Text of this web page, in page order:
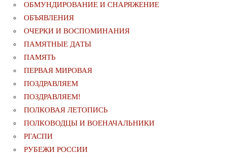
ОБМУНДИРОВАНИЕ И СНАРЯЖЕНИЕ
ОБЪЯВЛЕНИЯ
ОЧЕРКИ И ВОСПОМИНАНИЯ
ПАМЯТНЫЕ ДАТЫ
ПАМЯТЬ
ПЕРВАЯ МИРОВАЯ
ПОЗДРАВЛЯЕМ
ПОЗДРАВЛЯЕМ!
ПОЛКОВАЯ ЛЕТОПИСЬ
ПОЛКОВОДЦЫ И ВОЕНАЧАЛЬНИКИ
РГАСПИ
РУБЕЖИ РОССИИ